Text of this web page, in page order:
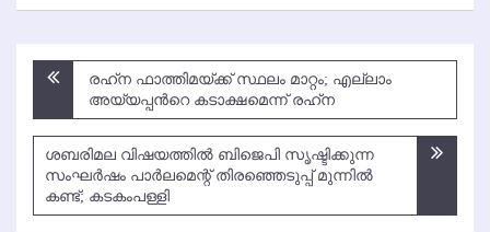
Post
navigation
രഹ്‌ന ഫാത്തിമയ്ക്ക് സ്ഥലം മാറ്റം; എല്ലാം
അയ്യപ്പന്‍റെ കടാക്ഷമെന്ന് രഹ്‌ന
ശബരിമല വിഷയത്തില്‍ ബിജെപി സൃഷ്ടിക്കുന്ന
സംഘര്‍ഷം പാര്‍ലമെന്റ് തിരഞ്ഞെടുപ്പ് മുന്നില്‍
കണ്ട്; കടകംപള്ളി